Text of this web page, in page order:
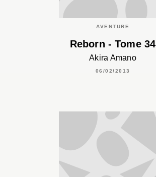
AVENTURE
Reborn - Tome 34
Akira Amano
06/02/2013